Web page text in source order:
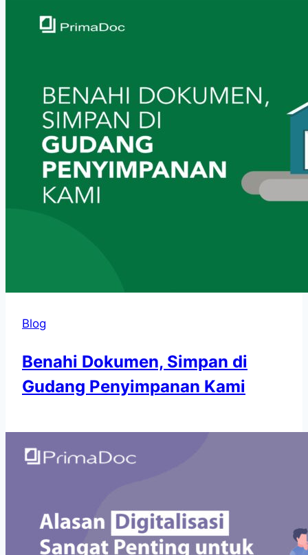
Blog
Benahi Dokumen, Simpan di
Gudang Penyimpanan Kami